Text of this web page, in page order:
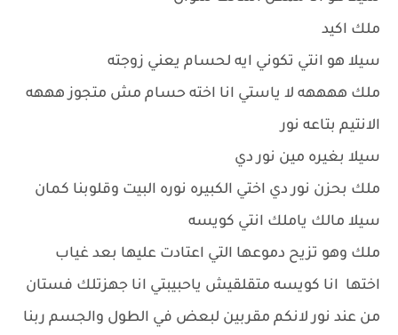
ملك اكيد
سيلا هو انتي تكوني ايه لحسام يعني زوجته
ملك ههههه لا ياستي انا اخته حسام مش متجوز هههه
الانتيم بتاعه نور
سيلا بغيره مين نور دي
ملك بحزن نور دي اختي الكبيره نوره البيت وقلوبنا كمان
سيلا مالك ياملك انتي كويسه
ملك وهو تزيح دموعها التي اعتادت عليها بعد غياب
اختها انا كويسه متقلقيش ياحبيبتي انا جهزتلك فستان
من عند نور لانكم مقربين لبعض في الطول والجسم ربنا